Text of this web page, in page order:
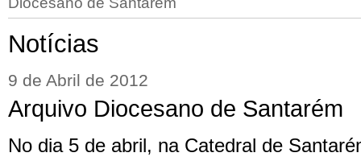
Notícias
9 de Abril de 2012
Arquivo Diocesano de Santarém
No dia 5 de abril, na Catedral de